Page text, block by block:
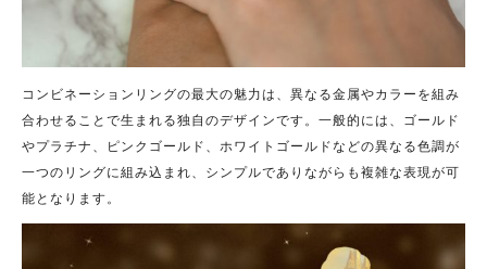
コンビネーションリングの最大の魅力は、異なる金属やカラーを組み
合わせることで生まれる独自のデザインです。一般的には、ゴールド
やプラチナ、ピンクゴールド、ホワイトゴールドなどの異なる色調が
一つのリングに組み込まれ、シンプルでありながらも複雑な表現が可
能となります。